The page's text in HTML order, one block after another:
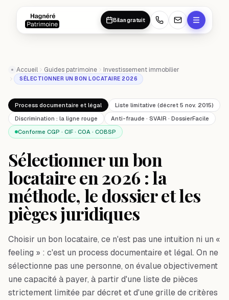
Bilan gratuit
Accueil Guides patrimoine Investissement immobilier
SÉLECTIONNER UN BON LOCATAIRE 2026
Process documentaire et légal
Liste limitative (décret 5 nov. 2015)
Discrimination : la ligne rouge
Anti-fraude · SVAIR · DossierFacile
Conforme CGP · CIF · COA · COBSP
Sélectionner un bon
locataire en 2026 : la
méthode, le dossier et les
pièges juridiques
Choisir un bon locataire, ce n'est pas une intuition ni un «
feeling » : c'est un process documentaire et légal. On ne
sélectionne pas une personne, on évalue objectivement
une capacité à payer, à partir d'une liste de pièces
strictement limitée par décret et d'une grille de critères